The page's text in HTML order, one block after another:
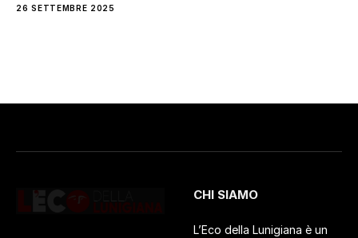
26 SETTEMBRE 2025
CHI SIAMO
L’Eco della Lunigiana è un